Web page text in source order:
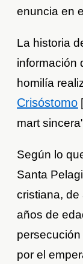
enuncia en
La historia
información
homilía
Crisóstomo
mart
Según lo
Santa
cristiana,
años de
por el